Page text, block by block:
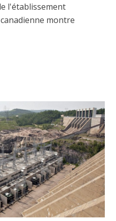
l'établissement
montre